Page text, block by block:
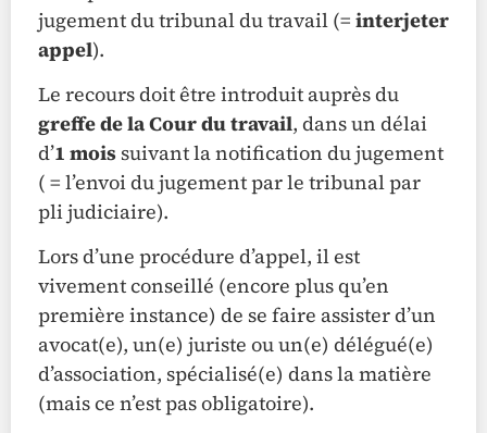
jugement du tribunal du travail (= interjeter
appel).
Le recours doit être introduit auprès du
greffe de la Cour du travail, dans un délai
d’1 mois suivant la notification du jugement
( = l’envoi du jugement par le tribunal par
pli judiciaire).
Lors d’une procédure d’appel, il est
vivement conseillé (encore plus qu’en
première instance) de se faire assister d’un
avocat(e), un(e) juriste ou un(e) délégué(e)
d’association, spécialisé(e) dans la matière
(mais ce n’est pas obligatoire).